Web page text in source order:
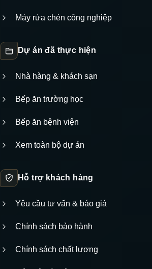
Máy rửa chén công nghiệp
Dự án đã thực hiện
Nhà hàng & khách sạn
Bếp ăn trường học
Bếp ăn bệnh viện
Xem toàn bộ dự án
Hỗ trợ khách hàng
Yêu cầu tư vấn & báo giá
Chính sách bảo hành
Chính sách chất lượng